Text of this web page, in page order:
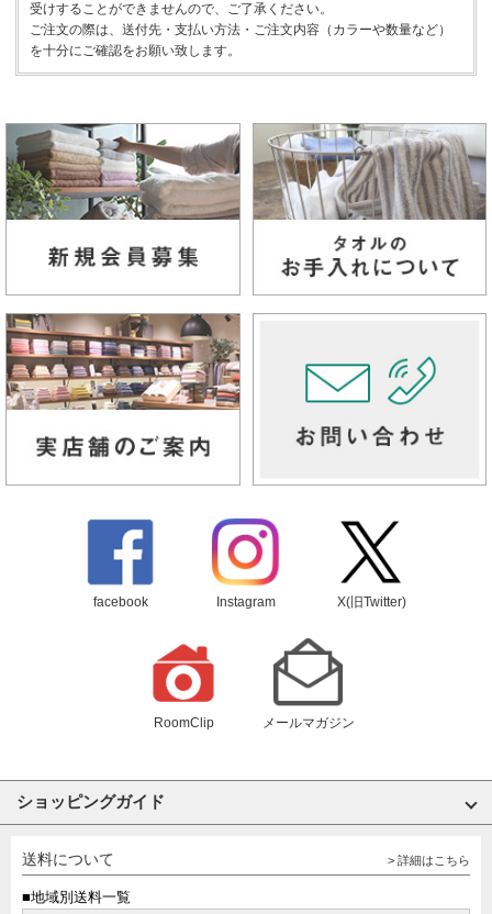
受けすることができませんので、ご了承ください。
ご注文の際は、送付先・支払い方法・ご注文内容（カラーや数量など）
を十分にご確認をお願い致します。
facebook Instagram X(旧Twitter)
RoomClip メールマガジン
ショッピングガイド
送料について > 詳細はこちら
■地域別送料一覧